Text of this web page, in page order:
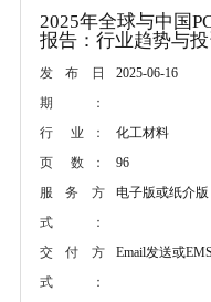
2025年全球与中国
报告：行业趋势与
发布日
期：
2025-06-16
行 业：
化工材料
页 数：
96
服务方
式：
电子版或纸介版
交付方
式：
Email发送或